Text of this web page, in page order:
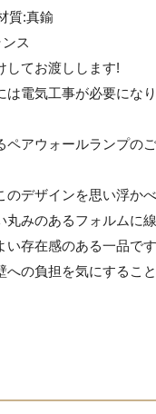
質:真鍮
ス
してお渡しします!
は電気工事が必要にな
ペアウォールランプの
のデザインを思い浮か
丸みのあるフォルムに
存在感のある一品です
への負担を気にするこ